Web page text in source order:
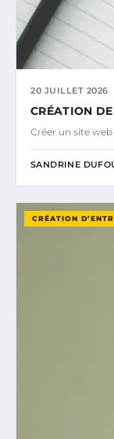
20 JUILLET 2026
CRÉATION
Créer un site
SANDRINE
CRÉATION